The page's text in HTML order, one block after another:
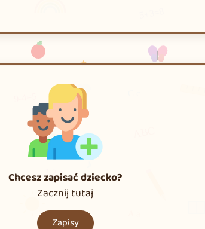
Chcesz zapisać dziecko?
Zacznij tutaj
Zapisy